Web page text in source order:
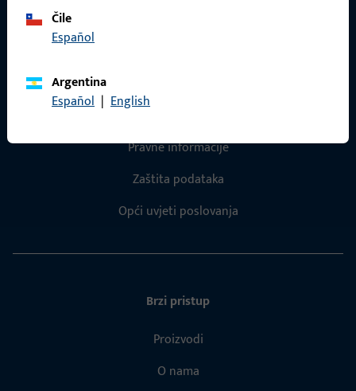
Čile
Español
Argentina
Español | English
Pravne informacije
Zaštita podataka
Opći uvjeti poslovanja
Brzi pristup
Proizvodi
O nama